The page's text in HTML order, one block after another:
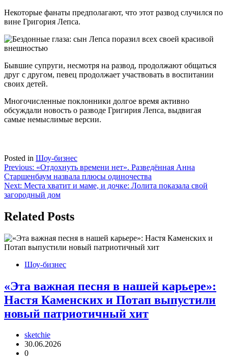
Некоторые фанаты предполагают, что этот развод случился по
вине Григория Лепса.
Бывшие супруги, несмотря на развод, продолжают общаться
друг с другом, певец продолжает участвовать в воспитании
своих детей.
Многочисленные поклонники долгое время активно
обсуждали новость о разводе Григирия Лепса, выдвигая
самые немыслимые версии.
Posted in Шоу-бизнес
Навигация
по
записям
Previous: «Отдохнуть времени нет». Разведённая Анна
Старшенбаум назвала плюсы одиночества
Next: Места хватит и маме, и дочке: Лолита показала свой
загородный дом
Related Posts
Шоу-бизнес
«Эта важная песня в нашей карьере»:
Настя Каменских и Потап выпустили
новый патриотичный хит
sketchie
30.06.2026
0